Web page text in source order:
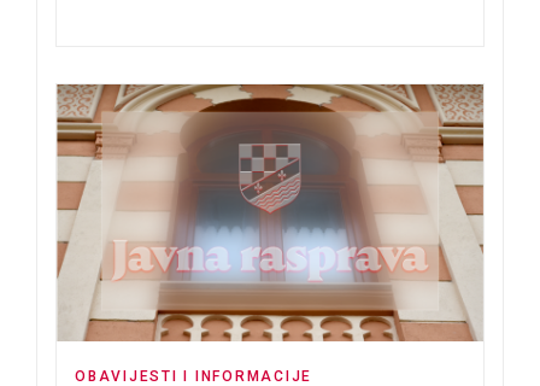
OBAVIJESTI I INFORMACIJE